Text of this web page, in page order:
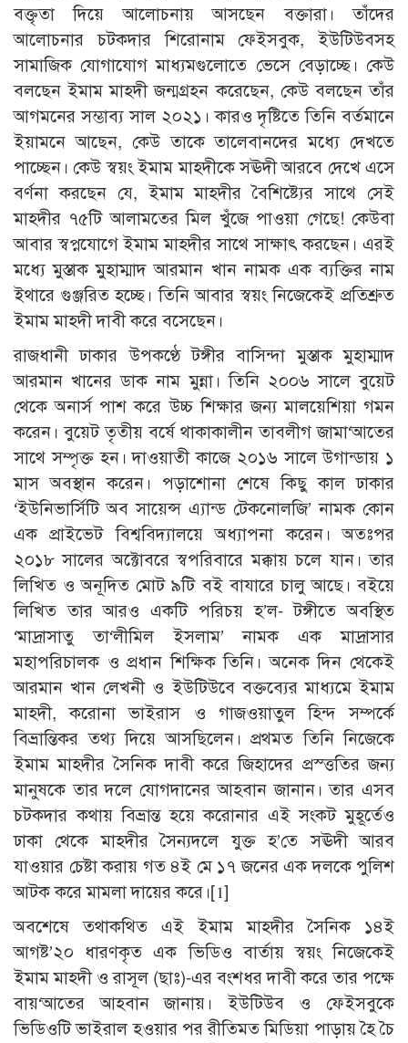
বক্তৃতা দিয়ে আলোচনায় আসছেন বক্তারা। তাঁদের
আলোচনার চটকদার শিরোনাম ফেইসবুক, ইউটিউবসহ
সামাজিক যোগাযোগ মাধ্যমগুলোতে ভেসে বেড়াচ্ছে। কেউ
বলছেন ইমাম মাহদী জন্মগ্রহন করেছেন, কেউ বলছেন তাঁর
আগমনের সম্ভাব্য সাল ২০২১। কারও দৃষ্টিতে তিনি বর্তমানে
ইয়ামনে আছেন, কেউ তাকে তালেবানদের মধ্যে দেখতে
পাচ্ছেন। কেউ স্বয়ং ইমাম মাহদীকে সঊদী আরবে দেখে এসে
বর্ণনা করছেন যে, ইমাম মাহদীর বৈশিষ্ট্যের সাথে সেই
মাহদীর ৭৫টি আলামতের মিল খুঁজে পাওয়া গেছে! কেউবা
আবার স্বপ্নযোগে ইমাম মাহদীর সাথে সাক্ষাৎ করছেন। এরই
মধ্যে মুস্তাক মুহাম্মাদ আরমান খান নামক এক ব্যক্তির নাম
ইথারে গুঞ্জরিত হচ্ছে। তিনি আবার স্বয়ং নিজেকেই প্রতিশ্রুত
ইমাম মাহদী দাবী করে বসেছেন।
রাজধানী ঢাকার উপকণ্ঠে টঙ্গীর বাসিন্দা মুস্তাক মুহাম্মাদ
আরমান খানের ডাক নাম মুন্না। তিনি ২০০৬ সালে বুয়েট
থেকে অনার্স পাশ করে উচ্চ শিক্ষার জন্য মালয়েশিয়া গমন
করেন। বুয়েট তৃতীয় বর্ষে থাকাকালীন তাবলীগ জামা‘আতের
সাথে সম্পৃক্ত হন। দাওয়াতী কাজে ২০১৬ সালে উগান্ডায় ১
মাস অবস্থান করেন। পড়াশোনা শেষে কিছু কাল ঢাকার
‘ইউনিভার্সিটি অব সায়েন্স এ্যান্ড টেকনোলজি’ নামক কোন
এক প্রাইভেট বিশ্ববিদ্যালয়ে অধ্যাপনা করেন। অতঃপর
২০১৮ সালের অক্টোবরে স্বপরিবারে মক্কায় চলে যান। তার
লিখিত ও অনূদিত মোট ৯টি বই বাযারে চালু আছে। বইয়ে
লিখিত তার আরও একটি পরিচয় হ’ল- টঙ্গীতে অবস্থিত
‘মাদ্রাসাতু তা‘লীমিল ইসলাম’ নামক এক মাদ্রাসার
মহাপরিচালক ও প্রধান শিক্ষিক তিনি। অনেক দিন থেকেই
আরমান খান লেখনী ও ইউটিউবে বক্তব্যের মাধ্যমে ইমাম
মাহদী, করোনা ভাইরাস ও গাজওয়াতুল হিন্দ সম্পর্কে
বিভ্রান্তিকর তথ্য দিয়ে আসছিলেন। প্রথমত তিনি নিজেকে
ইমাম মাহদীর সৈনিক দাবী করে জিহাদের প্রস্ত্ততির জন্য
মানুষকে তার দলে যোগদানের আহবান জানান। তার এসব
চটকদার কথায় বিভ্রান্ত হয়ে করোনার এই সংকট মুহূর্তেও
ঢাকা থেকে মাহদীর সৈন্যদলে যুক্ত হ’তে সঊদী আরব
যাওয়ার চেষ্টা করায় গত ৪ই মে ১৭ জনের এক দলকে পুলিশ
আটক করে মামলা দায়ের করে।[1]
অবশেষে তথাকথিত এই ইমাম মাহদীর সৈনিক ১৪ই
আগষ্ট’২০ ধারণকৃত এক ভিডিও বার্তায় স্বয়ং নিজেকেই
ইমাম মাহদী ও রাসূল (ছাঃ)-এর বংশধর দাবী করে তার পক্ষে
বায়‘আতের আহবান জানায়। ইউটিউব ও ফেইসবুকে
ভিডিওটি ভাইরাল হওয়ার পর রীতিমত মিডিয়া পাড়ায় হৈ চৈ